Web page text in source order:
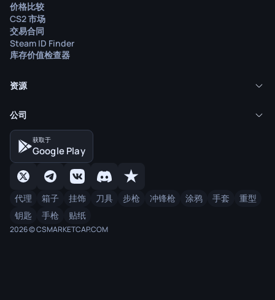
价格比较
CS2 市场
交易合同
Steam ID Finder
库存价值检查器
资源
公司
获取于
Google Play
代理 箱子 挂饰 刀具 步枪 冲锋枪 涂鸦 手套
重型
钥匙
手枪 贴纸
2026 © CSMARKETCAP.COM